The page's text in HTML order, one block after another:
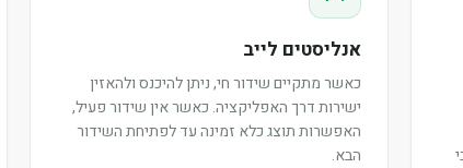
אנליסטים לייב
כאשר מתקיים שידור חי, ניתן להיכנס ולהאזין
ישירות דרך האפליקציה. כאשר אין שידור פעיל,
האפשרות תוצג כלא זמינה עד לפתיחת השידור
הבא.